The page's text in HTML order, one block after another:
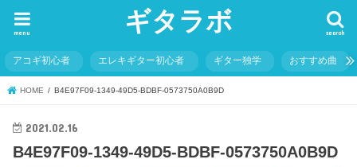
ギタラボ search
menu
アコギ初心者 エレキギター初心者 ギター独学 おすすめ曲
HOME B4E97F09-1349-49D5-BDBF-0573750A0B9D
2021.02.16
B4E97F09-1349-49D5-BDBF-0573750A0B9D